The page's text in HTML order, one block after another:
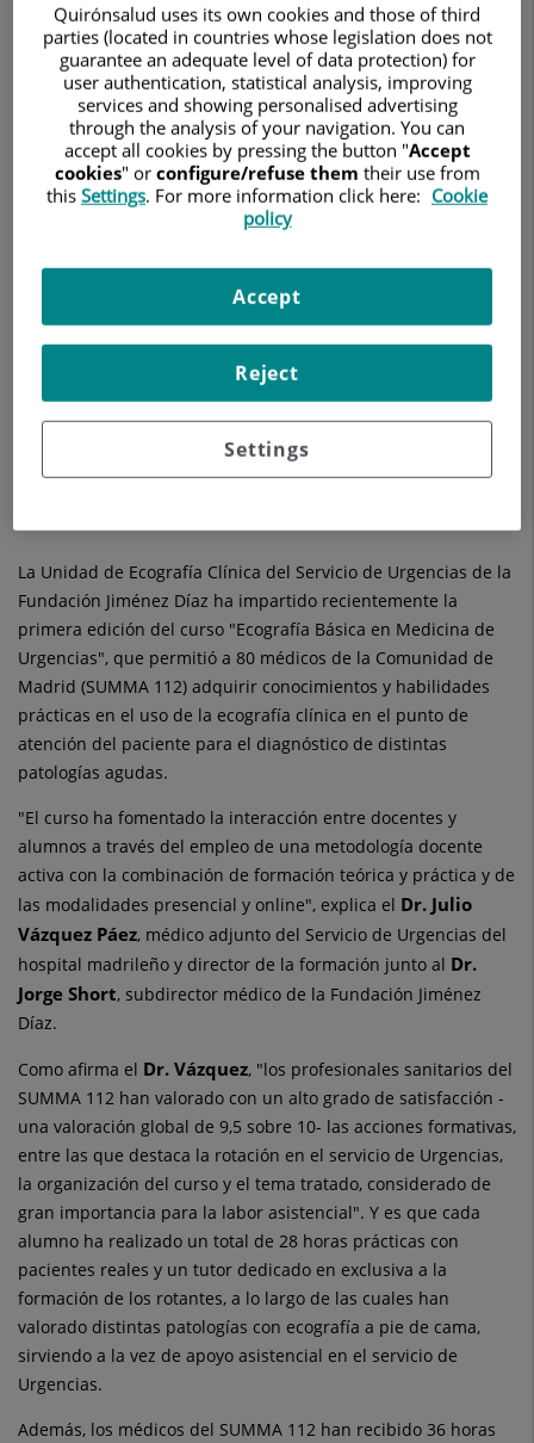
paciente
Urgencias
médicos
Urgencia
hospital
La formación práctica con pacientes reales en el
Servicio de Urgencias del hospital madrileño ha
sido una de las acciones más valoradas por los
alumnos de la primera edición del curso de
La Unidad de Ecografía Clínica del Servicio de Urgencias de la
Fundación Jiménez Díaz ha impartido recientemente la
primera edición del curso "Ecografía Básica en Medicina de
Urgencias", que permitió a 80 médicos de la Comunidad de
Madrid (SUMMA 112) adquirir conocimientos y habilidades
prácticas en el uso de la ecografía clínica en el punto de
atención del paciente para el diagnóstico de distintas
patologías agudas.
"El curso ha fomentado la interacción entre docentes y
alumnos a través del empleo de una metodología docente
activa con la combinación de formación teórica y práctica y de
las modalidades presencial y online", explica el Dr. Julio
Vázquez Páez, médico adjunto del Servicio de Urgencias del
hospital madrileño y director de la formación junto al Dr.
Jorge Short, subdirector médico de la Fundación Jiménez
Díaz.
Como afirma el Dr. Vázquez, "los profesionales sanitarios del
SUMMA 112 han valorado con un alto grado de satisfacción -
una valoración global de 9,5 sobre 10- las acciones formativas,
entre las que destaca la rotación en el servicio de Urgencias,
la organización del curso y el tema tratado, considerado de
gran importancia para la labor asistencial". Y es que cada
alumno ha realizado un total de 28 horas prácticas con
pacientes reales y un tutor dedicado en exclusiva a la
formación de los rotantes, a lo largo de las cuales han
valorado distintas patologías con ecografía a pie de cama,
sirviendo a la vez de apoyo asistencial en el servicio de
Urgencias.
Además, los médicos del SUMMA 112 han recibido 36 horas
Quirónsalud uses its own cookies and those of third
parties (located in countries whose legislation does not
guarantee an adequate level of data protection) for
user authentication, statistical analysis, improving
services and showing personalised advertising
through the analysis of your navigation. You can
accept all cookies by pressing the button "Accept
cookies" or configure/refuse them their use from
this Settings. For more information click here: Cookie
policy
Settings
Reject
Accept